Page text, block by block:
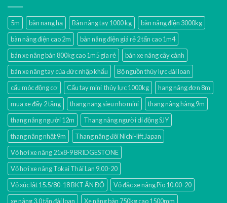
5m bàn nang hạ Bàn nâng tay 1000 kg
bàn nâng điện 3000kg
bàn nâng điện cao 2m
bàn nâng điện giá rẻ 2 tấn cao 1m4
bán xe nâng bàn 800kg cao 1m5 gía rẻ
bán xe nâng cây cảnh
bán xe nâng tay của đức nhập khẩu
Bộ nguồn thủy lực đài loan
cẩu móc động cơ
Cẩu tay mini thủy lực 1000kg
hang nâng đơn 8m
mua xe đẩy 2 tầng
thang nang sieu nho mini
thang nâng hàng 9m
thang nâng người 12m
Thang nâng người di động SJY
thang nâng nhật 9m
Thang nâng đôi Nichi-lift Japan
Vỏ hơi xe nâng 21x8-9 BRIDGESTONE
Vỏ hơi xe nâng Tokai Thái Lan 9.00-20
Vỏ xúc lật 15.5/80-18 BKT ẤN ĐỘ
Vỏ đặc xe nâng Pio 10.00-20
xe nâng 3.0 tấn đài loan
Xe nâng bàn 750kg cao 1500mm